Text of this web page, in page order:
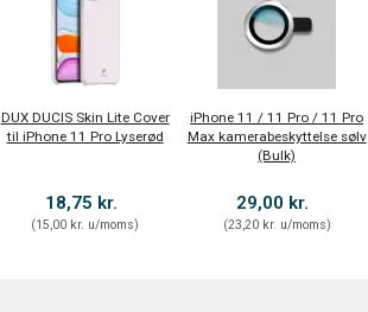
DUX DUCIS Skin Lite Cover
til iPhone 11 Pro Lyserød
18,75 kr.
(15,00 kr. u/moms)
iPhone 11 / 11 Pro / 11 Pro
Max kamerabeskyttelse sølv
(Bulk)
29,00 kr.
(23,20 kr. u/moms)